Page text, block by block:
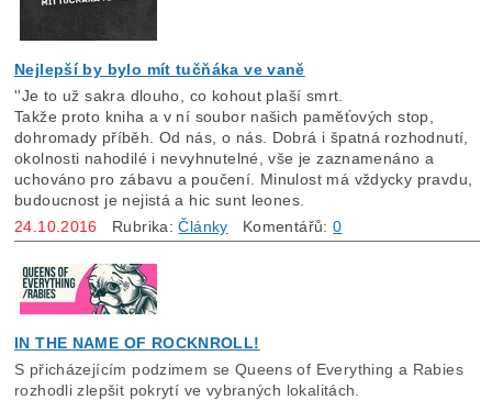
Nejlepší by bylo mít tučňáka ve vaně
''Je to už sakra dlouho, co kohout plaší smrt.
Takže proto kniha a v ní soubor našich paměťových stop,
dohromady příběh. Od nás, o nás. Dobrá i špatná rozhodnutí,
okolnosti nahodilé i nevyhnutelné, vše je zaznamenáno a
uchováno pro zábavu a poučení. Minulost má vždycky pravdu,
budoucnost je nejistá a hic sunt leones.
24.10.2016
Rubrika:Články Komentářů:0
IN THE NAME OF ROCKNROLL!
S přicházejícím podzimem se Queens of Everything a Rabies
rozhodli zlepšit pokrytí ve vybraných lokalitách.